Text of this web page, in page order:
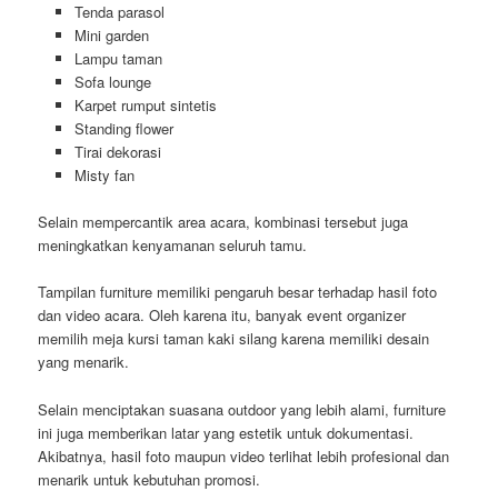
Tenda parasol
Mini garden
Lampu taman
Sofa lounge
Karpet rumput sintetis
Standing flower
Tirai dekorasi
Misty fan
Selain mempercantik area acara, kombinasi tersebut juga
meningkatkan kenyamanan seluruh tamu.
Tampilan furniture memiliki pengaruh besar terhadap hasil foto
dan video acara. Oleh karena itu, banyak event organizer
memilih meja kursi taman kaki silang karena memiliki desain
yang menarik.
Selain menciptakan suasana outdoor yang lebih alami, furniture
ini juga memberikan latar yang estetik untuk dokumentasi.
Akibatnya, hasil foto maupun video terlihat lebih profesional dan
menarik untuk kebutuhan promosi.